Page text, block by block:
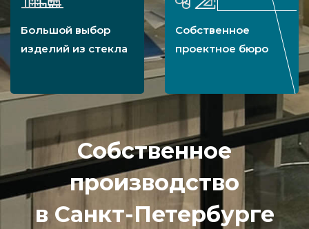
Большой выбор
изделий из стекла
Собственное
проектное бюро
Собственное
производство
в Санкт-Петербурге